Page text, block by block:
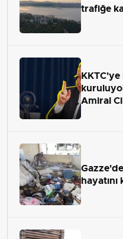
trafiğe
Amiral